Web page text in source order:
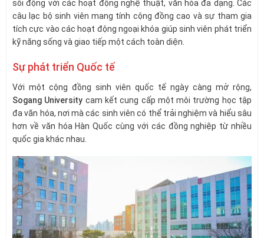
sôi động với các hoạt động nghệ thuật, văn hóa đa dạng. Các
câu lạc bộ sinh viên mang tính cộng đồng cao và sự tham gia
tích cực vào các hoạt động ngoại khóa giúp sinh viên phát triển
kỹ năng sống và giao tiếp một cách toàn diện.
Sự phát triển Quốc tế
Với một cộng đồng sinh viên quốc tế ngày càng mở rộng,
Sogang University cam kết cung cấp một môi trường học tập
đa văn hóa, nơi mà các sinh viên có thể trải nghiệm và hiểu sâu
hơn về văn hóa Hàn Quốc cùng với các đồng nghiệp từ nhiều
quốc gia khác nhau.